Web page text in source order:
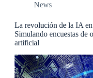
News
La revolución de la IA
Simulando encuestas de
artificial